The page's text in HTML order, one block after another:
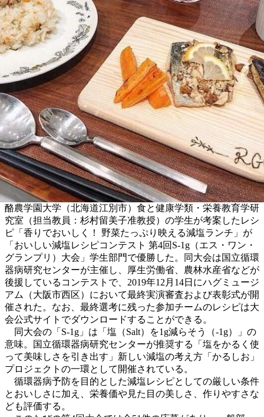
酪農学園大学（北海道江別市）食と健康学類・栄養教育学研
究室（担当教員：杉村留美子准教授）の学生が考案したレシ
ピ「香りでおいしく！ 野菜たっぷり映える減塩ランチ」が
「おいしい減塩レシピコンテスト 第4回S-1g（エス・ワン・
グランプリ）大会」学生部門で優勝した。同大会は国立循環
器病研究センターが主催し、厚生労働省、農林水産省などが
後援しているコンテストで、2019年12月14日にハグミュージ
アム（大阪市西区）において最終実演審査および表彰式が開
催された。なお、最終選考に残った参加チームのレシピは大
会公式サイトでダウンロードすることができる。
同大会の「S-1g」は「塩（Salt）を1g減らそう（-1g）」の
意味。国立循環器病研究センターが推奨する「塩をかるく使
って美味しさを引き出す」新しい減塩の考え方「かるしお」
プロジェクトの一環として開催されている。
循環器病予防を目的とした減塩レシピとしての厳しい条件
とおいしさに加え、栄養価や見た目の美しさ、作りやすさな
ども評価する。